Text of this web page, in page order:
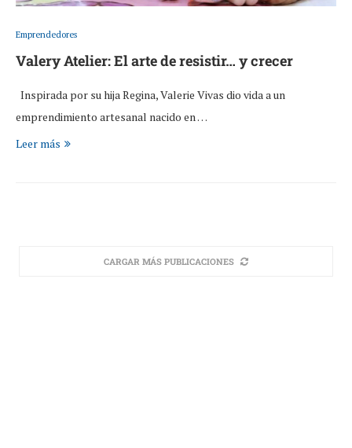
Emprendedores
Valery Atelier: El arte de resistir… y crecer
Inspirada por su hija Regina, Valerie Vivas dio vida a un
emprendimiento artesanal nacido en …
Leer más
CARGAR MÁS PUBLICACIONES